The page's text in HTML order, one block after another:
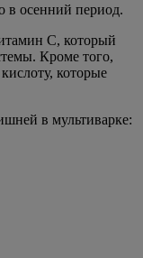
в осенний период.
С, который
Кроме того,
которые
в мультиварке: